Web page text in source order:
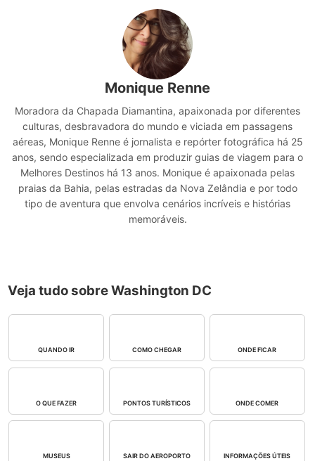
Monique Renne
Moradora da Chapada Diamantina, apaixonada por diferentes
culturas, desbravadora do mundo e viciada em passagens
aéreas, Monique Renne é jornalista e repórter fotográfica há 25
anos, sendo especializada em produzir guias de viagem para o
Melhores Destinos há 13 anos. Monique é apaixonada pelas
praias da Bahia, pelas estradas da Nova Zelândia e por todo
tipo de aventura que envolva cenários incríveis e histórias
memoráveis.
Veja tudo sobre Washington DC
QUANDO IR COMO CHEGAR ONDE FICAR
O QUE FAZER PONTOS TURÍSTICOS ONDE COMER
MUSEUS SAIR DO AEROPORTO INFORMAÇÕES ÚTEIS